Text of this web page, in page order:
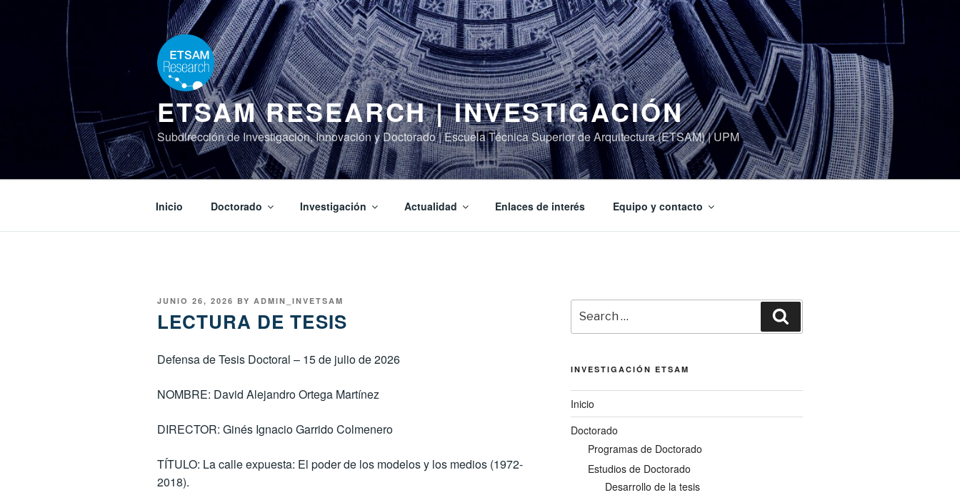
ETSAM RESEARCH | INVESTIGACIÓN
Subdirección de Investigación, Innovación y Doctorado | Escuela Técnica Superior de Arquitectura (ETSAM) | UPM
Inicio Doctorado Investigación Actualidad Enlaces de interés Equipo y contacto
POSTED
JUNIO 26, 2026 BY ADMIN_INVETSAM
LECTURA DE TESIS
Defensa de Tesis Doctoral – 15 de julio de 2026
NOMBRE: David Alejandro Ortega Martínez
DIRECTOR: Ginés Ignacio Garrido Colmenero
TÍTULO: La calle expuesta: El poder de los modelos y los medios (1972-
2018).
for:
INVESTIGACIÓN ETSAM
Inicio
Doctorado
Programas de Doctorado
Estudios de Doctorado
Desarrollo de la tesis